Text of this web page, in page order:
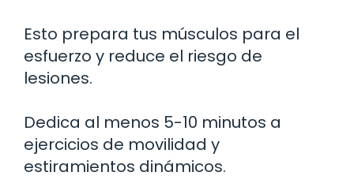
Esto prepara tus músculos para el
esfuerzo y reduce el riesgo de
lesiones.
Dedica al menos 5-10 minutos a
ejercicios de movilidad y
estiramientos dinámicos.